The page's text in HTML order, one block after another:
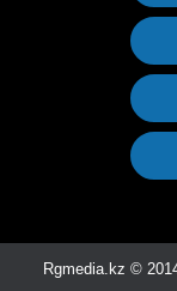
Rgmedia.kz ©